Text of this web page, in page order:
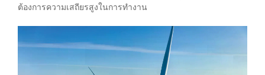
ต้องการความเสถียรสูงในการทำงาน